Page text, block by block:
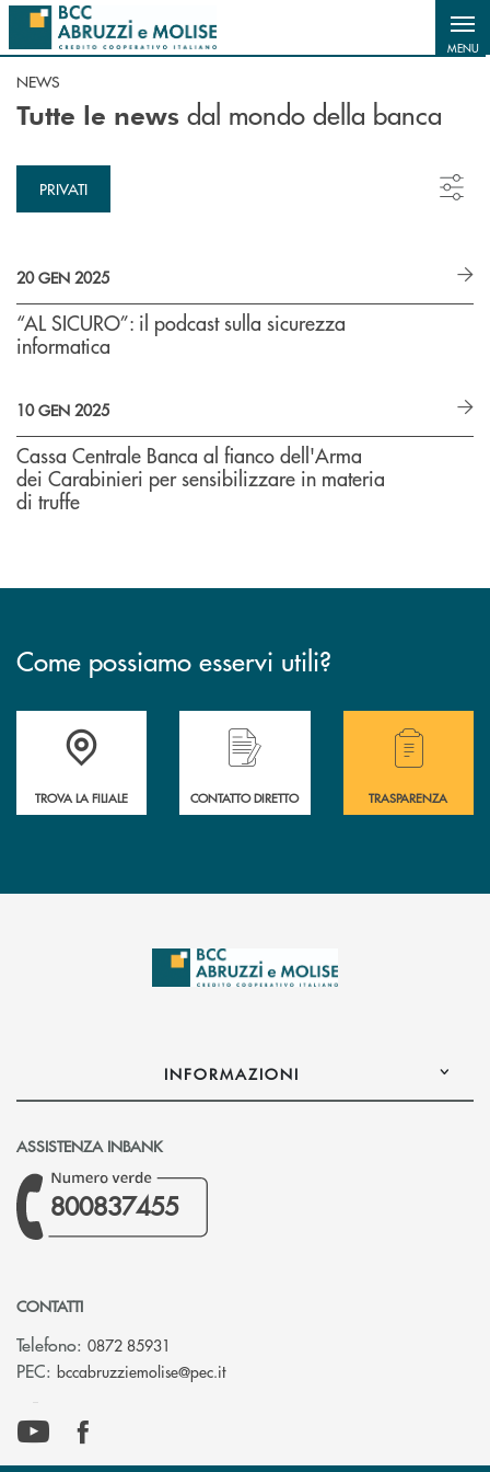
Salta al contenuto principale
MENU
NEWS
Tutte le news dal mondo della banca
PRIVATI
20 GEN 2025
“AL SICURO”: il podcast sulla sicurezza
informatica
10 GEN 2025
Cassa Centrale Banca al fianco dell'Arma
dei Carabinieri per sensibilizzare in materia
di truffe
Come possiamo esservi utili?
Accedi all' elenco completo delle filiali .
TROVA LA FILIALE CONTATTO DIRETTO
Hai bisogno di
TRASPARENZA
INFORMAZIONI
ASSISTENZA INBANK
800837455
CONTATTI
Telefono: 0872 85931
PEC: bccabruzziemolise@pec.it(si apre l’app di posta elettronica)